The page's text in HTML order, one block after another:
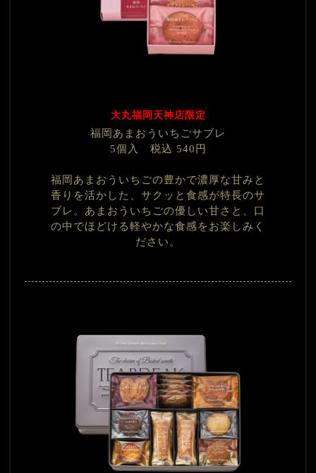
大丸福岡天神店限定
福岡あまおういちごサブレ
5個入 税込 540円
福岡あまおういちごの豊かで濃厚な甘みと
香りを活かした、サクッと食感が特長のサ
ブレ。あまおういちごの優しい甘さと、口
の中でほどける軽やかな食感をお楽しみく
ださい。